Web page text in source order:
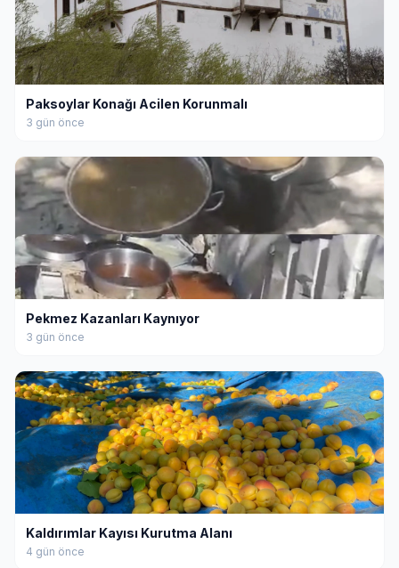
Paksoylar Konağı Acilen Korunmalı
3 gün önce
Pekmez Kazanları Kaynıyor
3 gün önce
Kaldırımlar Kayısı Kurutma Alanı
4 gün önce